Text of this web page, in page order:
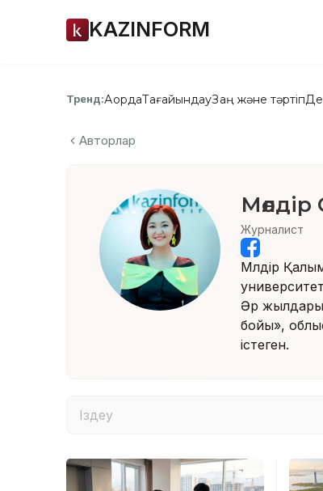
KAZINFORM
Тренд:АқордаТағайындауЗаң және тәртіп
Авторлар
Журналист
Мөлдір
Әр жылдары
бойы»,
істеген.